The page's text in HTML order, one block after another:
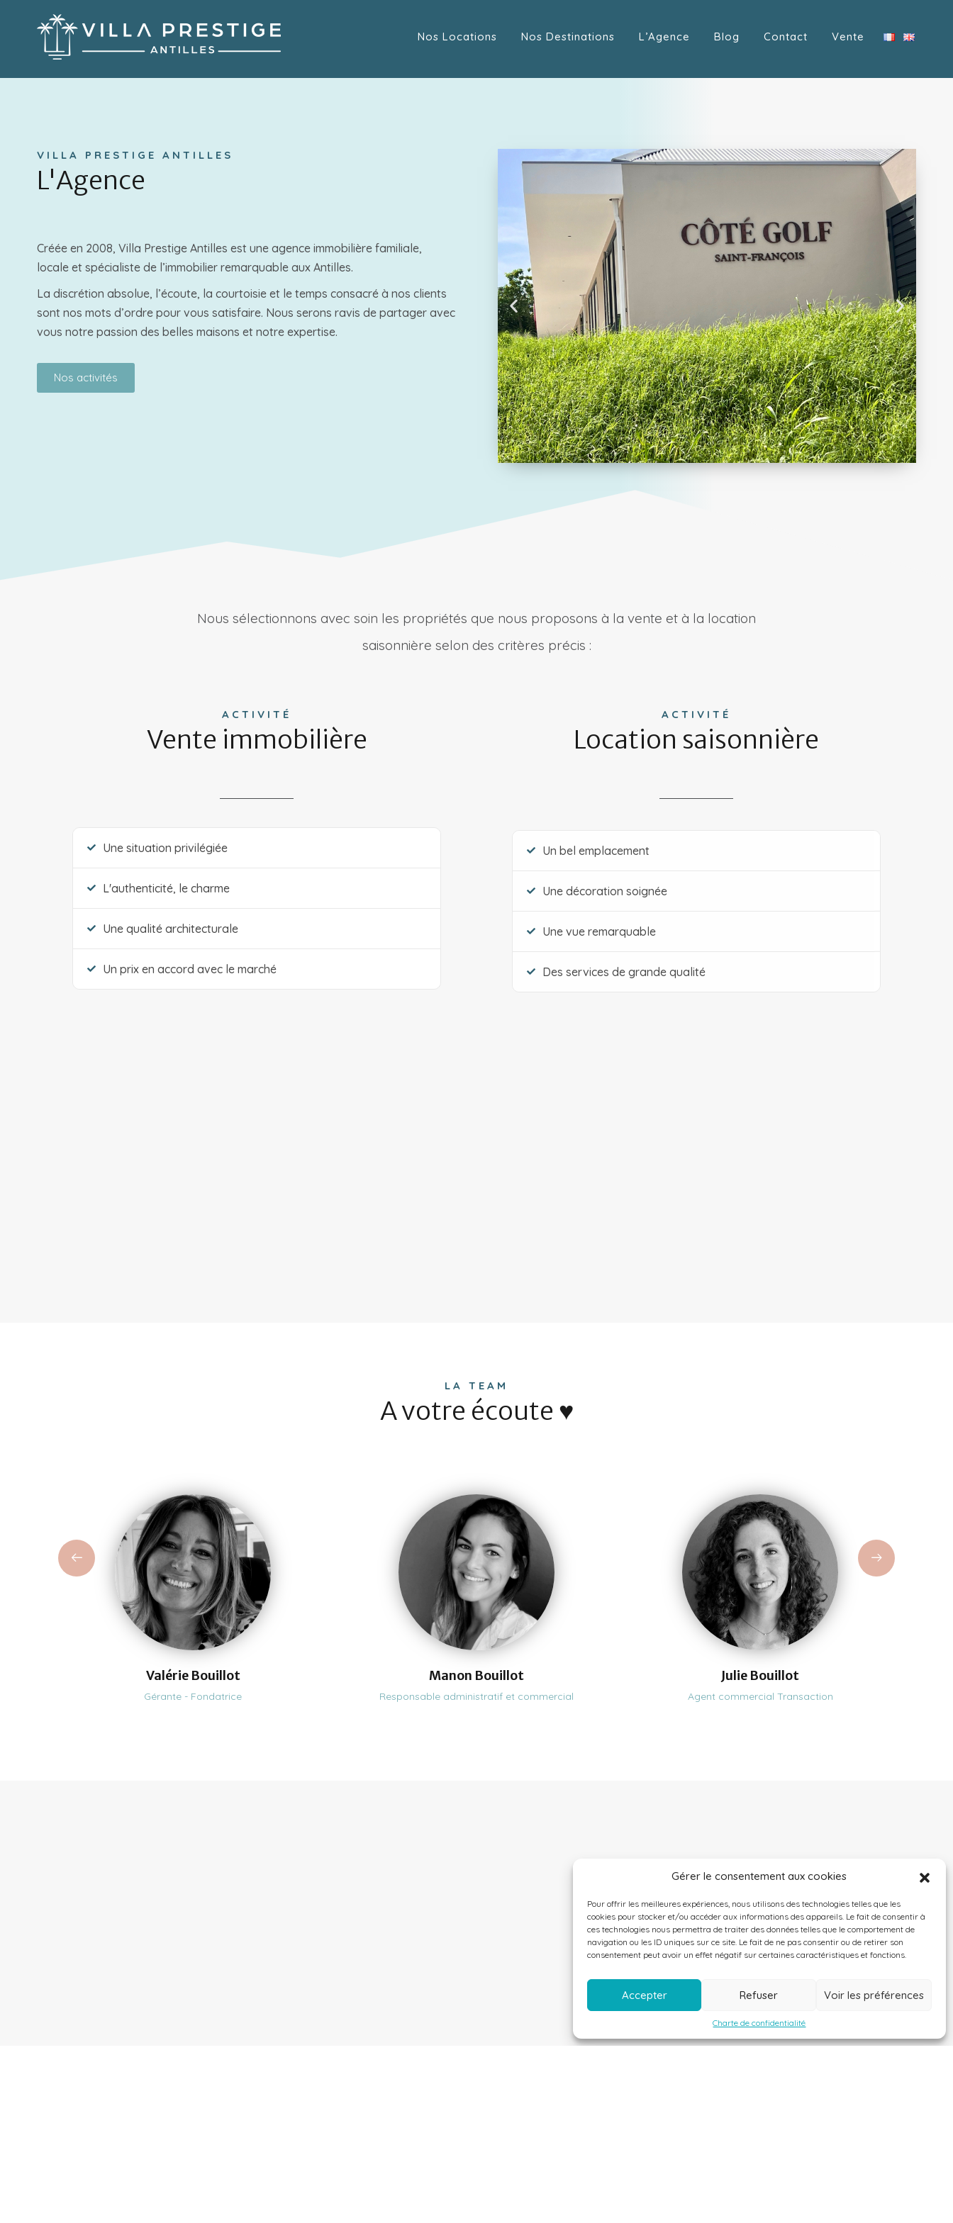
Gérer le consentement aux cookies
Pour offrir les meilleures expériences, nous utilisons des technologies telles que les
cookies pour stocker et/ou accéder aux informations des appareils. Le fait de consentir à
ces technologies nous permettra de traiter des données telles que le comportement de
navigation ou les ID uniques sur ce site. Le fait de ne pas consentir ou de retirer son
consentement peut avoir un effet négatif sur certaines caractéristiques et fonctions.
Accepter Refuser Voir les préférences
Charte de confidentialité
Nos Locations Nos Destinations L’Agence Blog Contact Vente
VILLA PRESTIGE ANTILLES
L'Agence
Créée en 2008, Villa Prestige Antilles est une agence immobilière familiale,
locale et spécialiste de l’immobilier remarquable aux Antilles.
La discrétion absolue, l’écoute, la courtoisie et le temps consacré à nos clients
sont nos mots d’ordre pour vous satisfaire. Nous serons ravis de partager avec
vous notre passion des belles maisons et notre expertise.
Nos activités
Nous sélectionnons avec soin les propriétés que nous proposons à la vente et à la location
saisonnière selon des critères précis :
ACTIVITÉ
Vente immobilière
Une situation privilégiée
L'authenticité, le charme
Une qualité architecturale
Un prix en accord avec le marché
ACTIVITÉ
Location saisonnière
Un bel emplacement
Une décoration soignée
Une vue remarquable
Des services de grande qualité
LA TEAM
A votre écoute ♥
Valérie Bouillot
Gérante - Fondatrice
Manon Bouillot
Responsable administratif et commercial
Julie Bouillot
Agent commercial Transaction